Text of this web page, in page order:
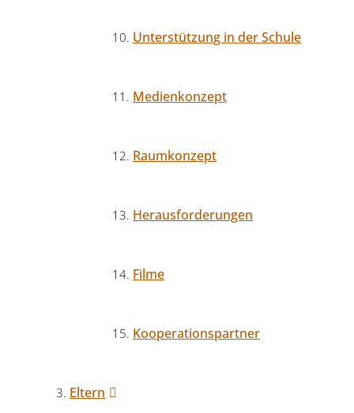
Unterstützung in der Schule
Medienkonzept
Raumkonzept
Herausforderungen
Filme
Kooperationspartner
Eltern